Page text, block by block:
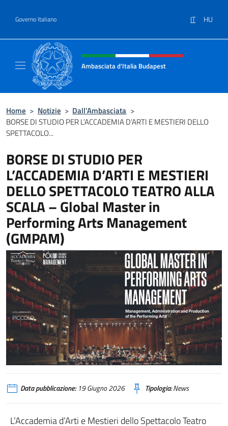
Governo Italiano IT HU
Intestazione sito, social e menù
Ambasciata d'Italia Budapest
Home > Notizie > Dall’Ambasciata >
BORSE DI STUDIO PER L’ACCADEMIA D’ARTI E MESTIERI DELLO
SPETTACOLO...
BORSE DI STUDIO PER
L’ACCADEMIA D’ARTI E MESTIERI
DELLO SPETTACOLO TEATRO ALLA
SCALA – Global Master in
Performing Arts Management
(GMPAM)
Data pubblicazione:19 Giugno 2026 Tipologia:News
L’Accademia d’Arti e Mestieri dello Spettacolo Teatro